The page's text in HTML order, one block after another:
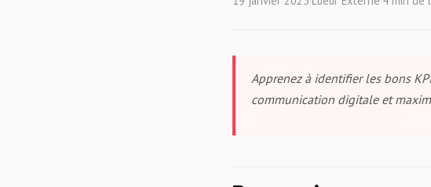
Apprenez à identifier les bons
communication digitale et